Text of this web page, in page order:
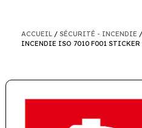
ACCUEIL/ SÉCURITÉ - INCENDIE
INCENDIE ISO 7010 F001 STICKER